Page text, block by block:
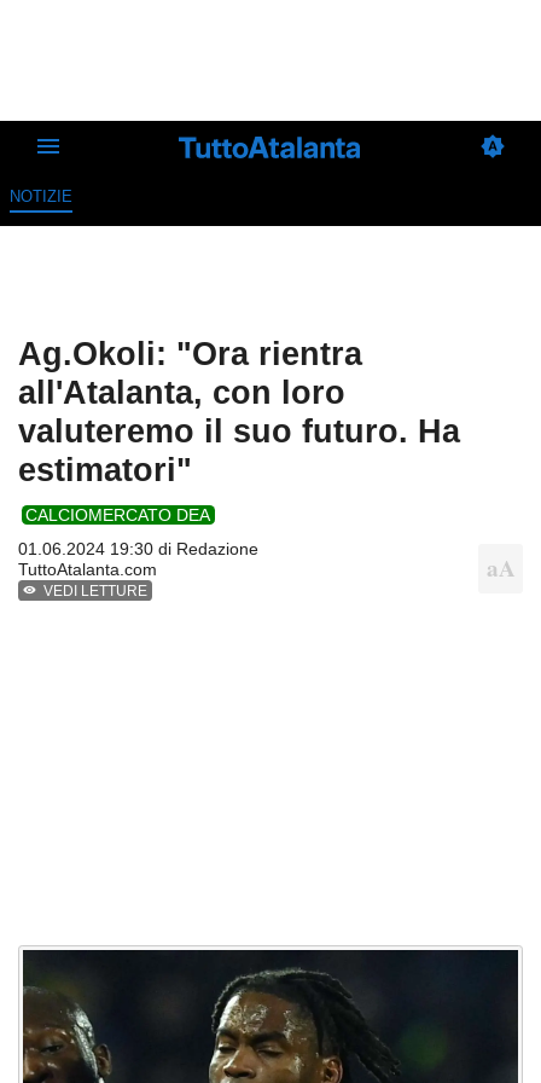
NOTIZIE
Ag.Okoli: "Ora rientra
all'Atalanta, con loro
valuteremo il suo futuro. Ha
estimatori"
CALCIOMERCATO DEA
01.06.2024 19:30 di Redazione
TuttoAtalanta.com
VEDI LETTURE